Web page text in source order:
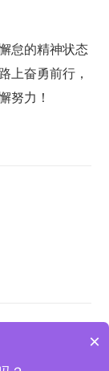
怠的精神状态
上奋勇前行，
努力！
×